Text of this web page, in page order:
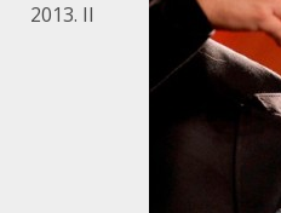
2013. Il